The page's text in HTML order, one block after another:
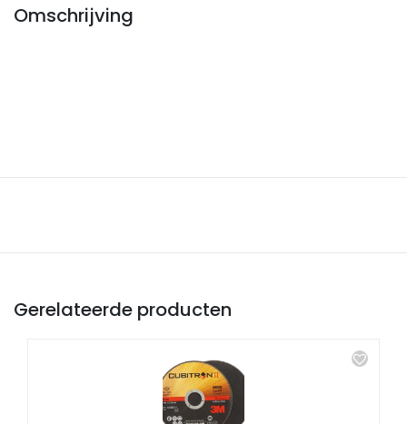
Omschrijving
Gerelateerde producten